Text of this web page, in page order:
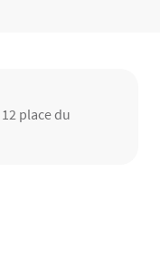
place du